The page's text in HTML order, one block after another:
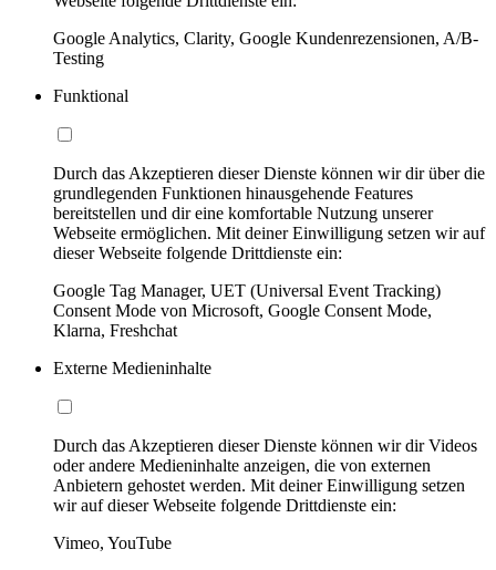
Google Analytics, Clarity, Google Kundenrezensionen, A/B-
Testing
Funktional
Durch das Akzeptieren dieser Dienste können wir dir über die
grundlegenden Funktionen hinausgehende Features
bereitstellen und dir eine komfortable Nutzung unserer
Webseite ermöglichen. Mit deiner Einwilligung setzen wir auf
dieser Webseite folgende Drittdienste ein:
Google Tag Manager, UET (Universal Event Tracking)
Consent Mode von Microsoft, Google Consent Mode,
Klarna, Freshchat
Externe Medieninhalte
Durch das Akzeptieren dieser Dienste können wir dir Videos
oder andere Medieninhalte anzeigen, die von externen
Anbietern gehostet werden. Mit deiner Einwilligung setzen
wir auf dieser Webseite folgende Drittdienste ein:
Vimeo, YouTube